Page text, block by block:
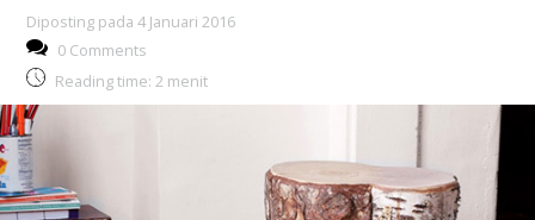
Diposting pada 4 Januari 2016
0 Comments
Reading time: 2 menit